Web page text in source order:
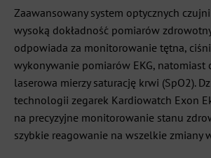
Zaawansowany system optycznych
wysoką dokładność pomiarów
odpowiada za monitorowanie tętna,
wykonywanie pomiarów EKG, natomiast
laserowa mierzy saturację krwi (SpO2).
technologii zegarek Kardiowatch Exon
na precyzyjne monitorowanie stanu
szybkie reagowanie na wszelkie zmiany